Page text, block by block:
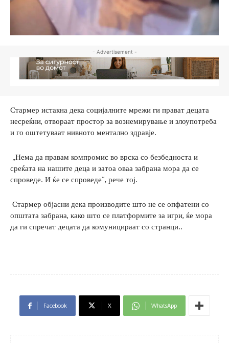
- Advertisement -
Стармер истакна дека социјалните мрежи ги прават децата
несреќни, отвораат простор за вознемирување и злоупотреба
и го оштетуваат нивното ментално здравје.
„Нема да правам компромис во врска со безбедноста и
среќата на нашите деца и затоа оваа забрана мора да се
спроведе. И ќе се спроведе“, рече тој.
Стармер објасни дека производите што не се опфатени со
општата забрана, како што се платформите за игри, ќе мора
да ги спречат децата да комуницираат со странци..
Facebook X WhatsApp